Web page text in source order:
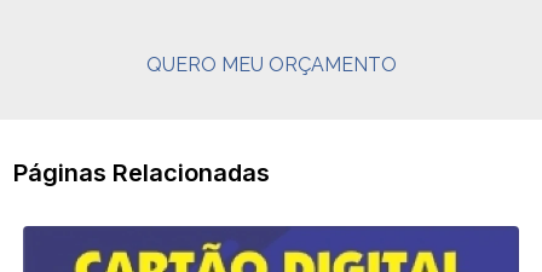
QUERO MEU ORÇAMENTO
Páginas Relacionadas